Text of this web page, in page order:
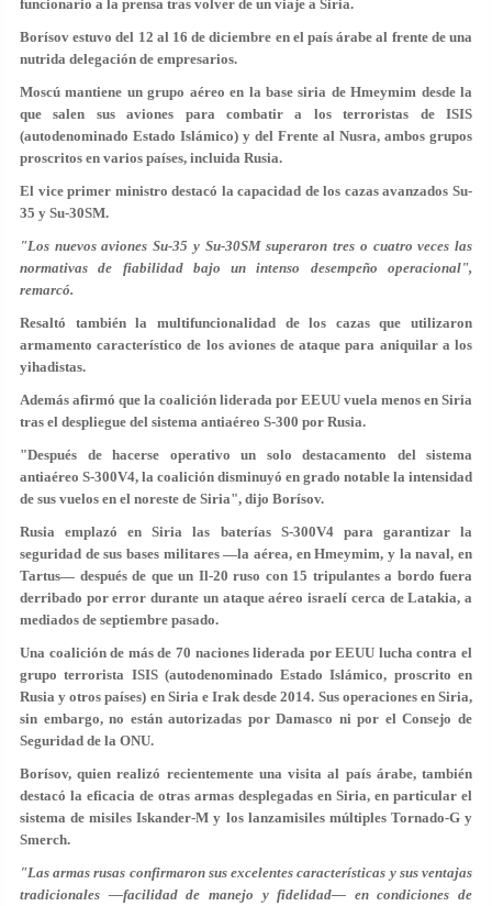
funcionario a la prensa tras volver de un viaje a Siria.
Borísov estuvo del 12 al 16 de diciembre en el país árabe al frente de una
nutrida delegación de empresarios.
Moscú mantiene un grupo aéreo en la base siria de Hmeymim desde la
que salen sus aviones para combatir a los terroristas de ISIS
(autodenominado Estado Islámico) y del Frente al Nusra, ambos grupos
proscritos en varios países, incluida Rusia.
El vice primer ministro destacó la capacidad de los cazas avanzados Su-
35 y Su-30SM.
"Los nuevos aviones Su-35 y Su-30SM superaron tres o cuatro veces las
normativas de fiabilidad bajo un intenso desempeño operacional",
remarcó.
Resaltó también la multifuncionalidad de los cazas que utilizaron
armamento característico de los aviones de ataque para aniquilar a los
yihadistas.
Además afirmó que la coalición liderada por EEUU vuela menos en Siria
tras el despliegue del sistema antiaéreo S-300 por Rusia.
"Después de hacerse operativo un solo destacamento del sistema
antiaéreo S-300V4, la coalición disminuyó en grado notable la intensidad
de sus vuelos en el noreste de Siria", dijo Borísov.
Rusia emplazó en Siria las baterías S-300V4 para garantizar la
seguridad de sus bases militares —la aérea, en Hmeymim, y la naval, en
Tartus— después de que un Il-20 ruso con 15 tripulantes a bordo fuera
derribado por error durante un ataque aéreo israelí cerca de Latakia, a
mediados de septiembre pasado.
Una coalición de más de 70 naciones liderada por EEUU lucha contra el
grupo terrorista ISIS (autodenominado Estado Islámico, proscrito en
Rusia y otros países) en Siria e Irak desde 2014. Sus operaciones en Siria,
sin embargo, no están autorizadas por Damasco ni por el Consejo de
Seguridad de la ONU.
Borísov, quien realizó recientemente una visita al país árabe, también
destacó la eficacia de otras armas desplegadas en Siria, en particular el
sistema de misiles Iskander-M y los lanzamisiles múltiples Tornado-G y
Smerch.
"Las armas rusas confirmaron sus excelentes características y sus ventajas
tradicionales —facilidad de manejo y fidelidad— en condiciones de